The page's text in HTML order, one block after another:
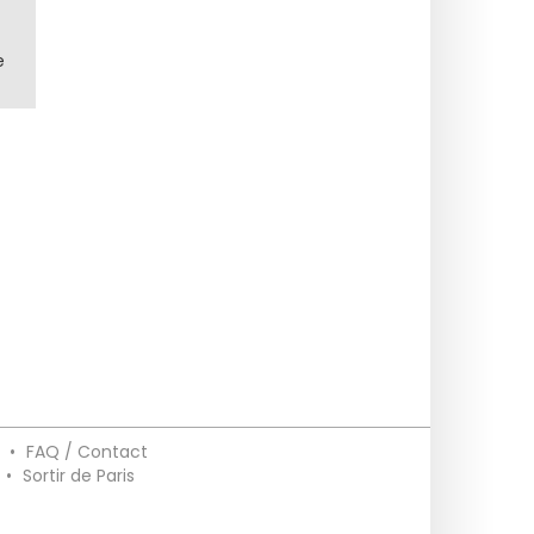
• FAQ / Contact
• Sortir de Paris